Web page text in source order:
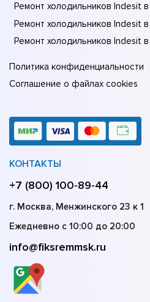
Ремонт холодильников Indesit
Ремонт холодильников Indesit
Ремонт холодильников Indesit
Политика конфиденциальности
Соглашение о файлах cookies
КОНТАКТЫ
+7 (800) 100-89-44
г. Москва, Менжинского 23 к 1
Ежедневно с 10:00 до 20:00
info@fiksremmsk.ru